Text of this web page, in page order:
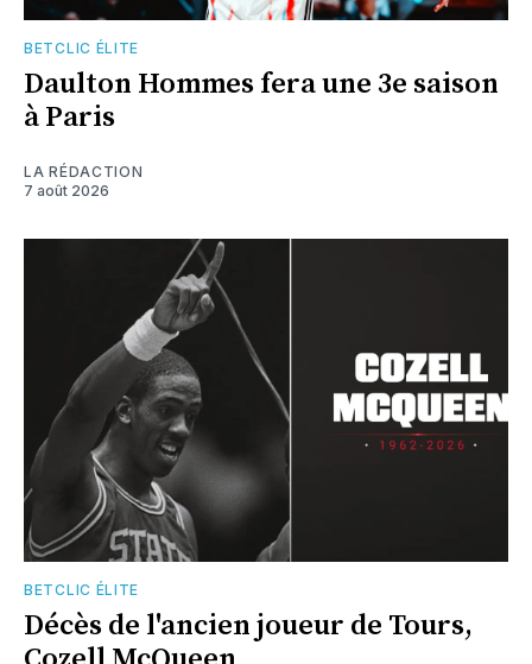
BETCLIC ÉLITE
Daulton Hommes fera une 3e saison
à Paris
LA RÉDACTION
7 août 2026
BETCLIC ÉLITE
Décès de l'ancien joueur de Tours,